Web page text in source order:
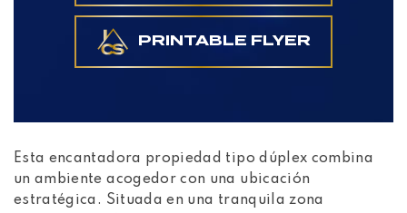
PRINTABLE FLYER
Esta encantadora propiedad tipo dúplex combina
un ambiente acogedor con una ubicación
estratégica. Situada en una tranquila zona